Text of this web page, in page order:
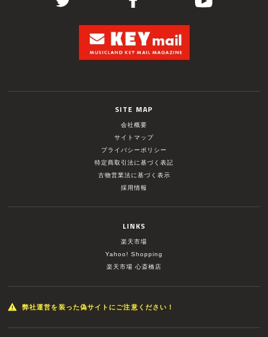
SITE MAP
会社概要
サイトマップ
プライバシーポリシー
特定商取引法に基づく表記
古物営業法に基づく表示
採用情報
LINKS
楽天市場
Yahoo! Shopping
楽天市場 心斎橋店
弊社運営を装った偽サイトにご注意ください！